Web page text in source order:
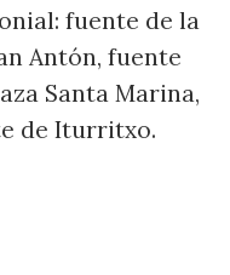
fuente de la
Antón, fuente
Santa Marina,
de Iturritxo.